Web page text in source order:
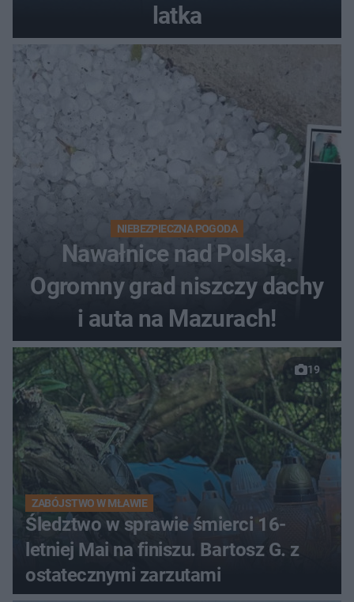
latka
NIEBEZPIECZNA POGODA
Nawałnice nad Polską.
Ogromny grad niszczy dachy
i auta na Mazurach!
19
ZABÓJSTWO W MŁAWIE
Śledztwo w sprawie śmierci 16-
letniej Mai na finiszu. Bartosz G. z
ostatecznymi zarzutami